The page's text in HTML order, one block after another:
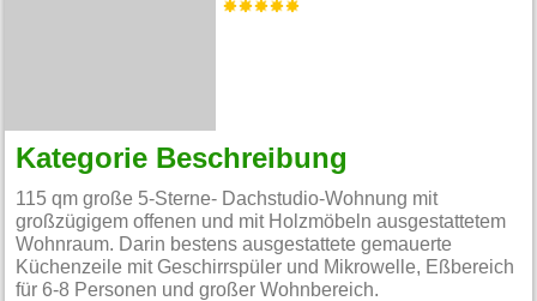
Kategorie Beschreibung
115 qm große 5-Sterne- Dachstudio-Wohnung mit
großzügigem offenen und mit Holzmöbeln ausgestattetem
Wohnraum. Darin bestens ausgestattete gemauerte
Küchenzeile mit Geschirrspüler und Mikrowelle, Eßbereich
für 6-8 Personen und großer Wohnbereich.